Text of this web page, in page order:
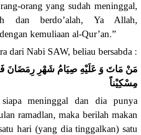
orang yang sudah meninggal,
dan berdo’alah, Ya Allah,
kemuliaan al-Qur’an.”
dari Nabi SAW, beliau bersabda :
مَنْ مَاتَ وَ عَلَيْهِ صِيَامُ شَهْرِ رِمَضَانَ
مِسْكِيْناً
meninggal dan dia punya
ramadlan, maka berilah makan
hari (yang dia tinggalkan) satu